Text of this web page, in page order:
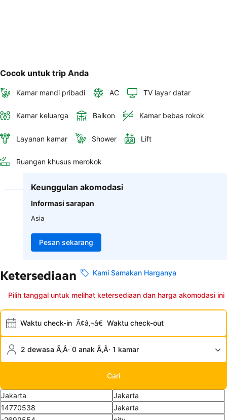
Cocok untuk trip Anda
Kamar mandi pribadi AC TV layar datar
Kamar keluarga Balkon Kamar bebas rokok
Layanan kamar Shower Lift
Ruangan khusus merokok
Keunggulan akomodasi
Informasi sarapan
Asia
Pesan sekarang
Ketersediaan Kami Samakan Harganya
Pilih tanggal untuk melihat ketersediaan dan harga akomodasi ini
Waktu check-in Ã¢â‚¬â€ Waktu check-out
2 dewasa Ã‚Â· 0 anak Ã‚Â· 1 kamar
Cari